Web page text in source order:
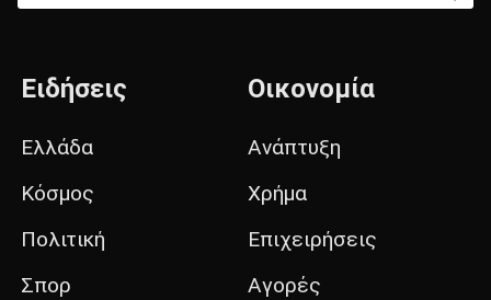
Ειδήσεις
Ελλάδα
Κόσμος
Πολιτική
Σπορ
Οικονομία
Ανάπτυξη
Χρήμα
Επιχειρήσεις
Αγορές